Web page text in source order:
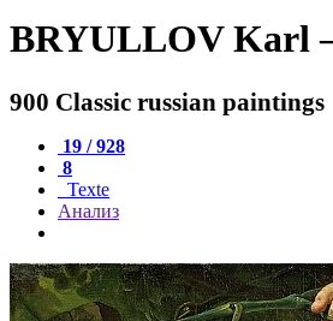
BRYULLOV Karl
900 Classic russian paintings
19 / 928
8
Texte
Анализ